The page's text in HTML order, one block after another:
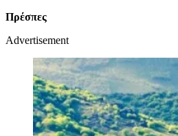
Πρέσπες
Advertisement